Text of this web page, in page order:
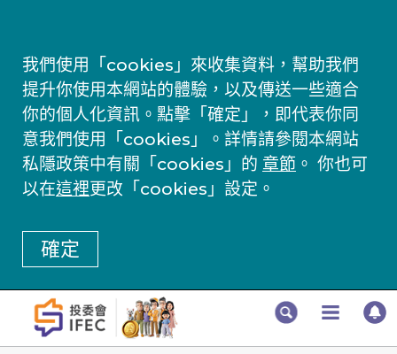
我們使用「cookies」來收集資料，幫助我們
提升你使用本網站的體驗，以及傳送一些適合
你的個人化資訊。點擊「確定」，即代表你同
意我們使用「cookies」。詳情請參閱本網站
私隱政策中有關「cookies」的 章節 。 你也可
以在這裡更改「cookies」設定。
確定